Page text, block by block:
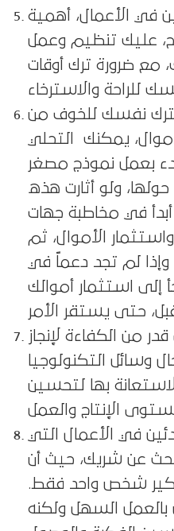
في الأعمال، أهمية
عليك تنظيم وعمل
مع ضرورة ترك أوقات
تترك نفسك للخوف من
يمكنك
التحلي
بعمل نموذج مصغر
ولو أثارت هذه
أبدأ في مخاطبة جهات
الأموال، ثم
وإذا لم تجد دعماً في
إلى استثمار أموالك
من الكفاءة لإنجاز
وسائل التكنولوجيا
بها لتحسين
في الأعمال التي
عن شريك، حيث أن
شخص واحد فقط.
السهل ولكنه